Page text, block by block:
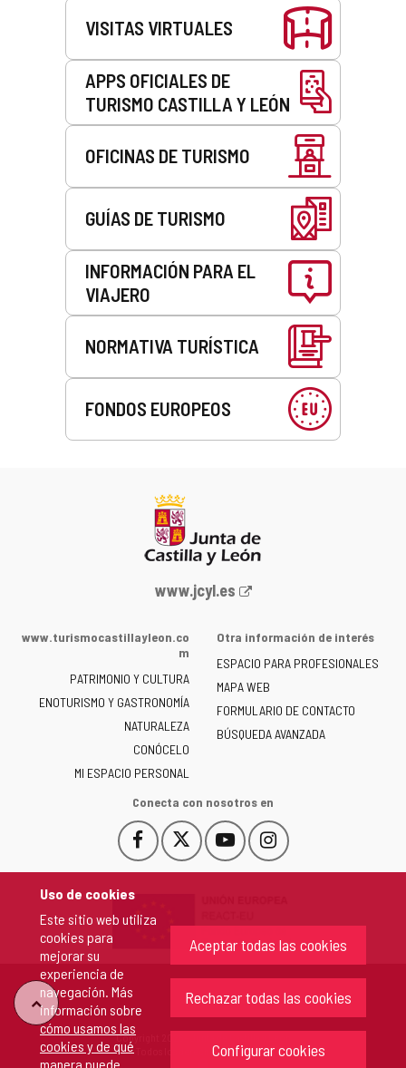
Uso de cookies
Este sitio web utiliza
cookies para
mejorar su
experiencia de
navegación. Más
información sobre
cómo usamos las
cookies y de qué
manera puede
Aceptar todas las cookies
Rechazar todas las cookies
Configurar cookies
VISITAS VIRTUALES
APPS OFICIALES DE
TURISMO CASTILLA Y LEÓN
OFICINAS DE TURISMO
GUÍAS DE TURISMO
INFORMACIÓN PARA EL
VIAJERO
NORMATIVA TURÍSTICA
FONDOS EUROPEOS
Portal
la
de
Castilla
y
León
-
www.jcyl.es
www.turismocastillayleon.co
m
PATRIMONIO Y CULTURA
ENOTURISMO Y GASTRONOMÍA
NATURALEZA
CONÓCELO
MI ESPACIO PERSONAL
Otra información de interés
ESPACIO PARA PROFESIONALES
MAPA WEB
FORMULARIO DE CONTACTO
BÚSQUEDA AVANZADA
Conecta con nosotros en
Facebook
Este
enlace
en
nueva.
Este
enlace
una
ventana
nueva.
YouTube
Este
enlace
una
ventana
nueva.
Instagram
Este
enlace
una
ventana
nueva.
"Volver
arriba"
Copyright 2026 - Junta de Castilla y León
Todos los derechos reservados.